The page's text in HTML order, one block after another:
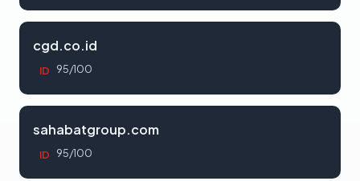
cgd.co.id
ID 95/100
sahabatgroup.com
ID 95/100